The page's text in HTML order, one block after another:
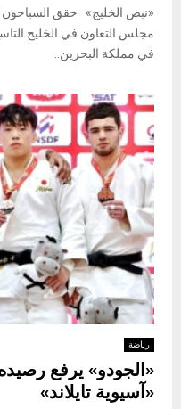
«نبض الخليج» حقق السباحون
مجلس التعاون في الخليج
في مملكة البحرين...
رياضة
«آسيوية تايلاند»